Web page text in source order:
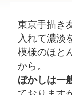
東京手描き
入れて濃淡
模様のほと
から。
ぼかしは一